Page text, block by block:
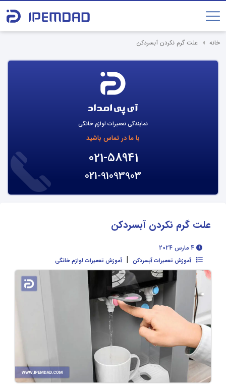
خانه علت گرم نکردن آبسردکن
نمایندگی تعمیرات لوازم خانگی
با ما در تماس باشید
021-58941
021-91093903
علت گرم نکردن آبسردکن
آموزش تعمیرات آبسردکن | آموزش تعمیرات لوازم خانگی